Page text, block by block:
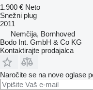
1.900 € Neto
Snežni plug
2011
Nemčija, Bornhoved
Bodo Int. GmbH & Co KG
Kontaktirajte prodajalca
Naročite se na nove oglase